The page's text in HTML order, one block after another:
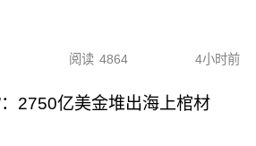
阅读 4864 4小时前
：2750亿美金堆出海上棺材